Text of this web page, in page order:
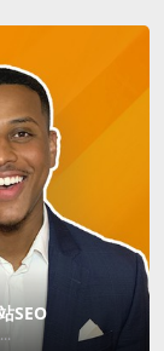
SEO